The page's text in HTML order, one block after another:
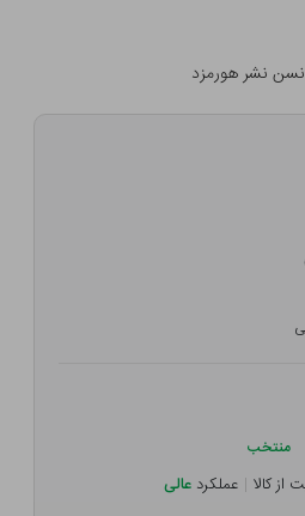
نشر هورمزد
منتخب
از کالا | عملکرد عالی